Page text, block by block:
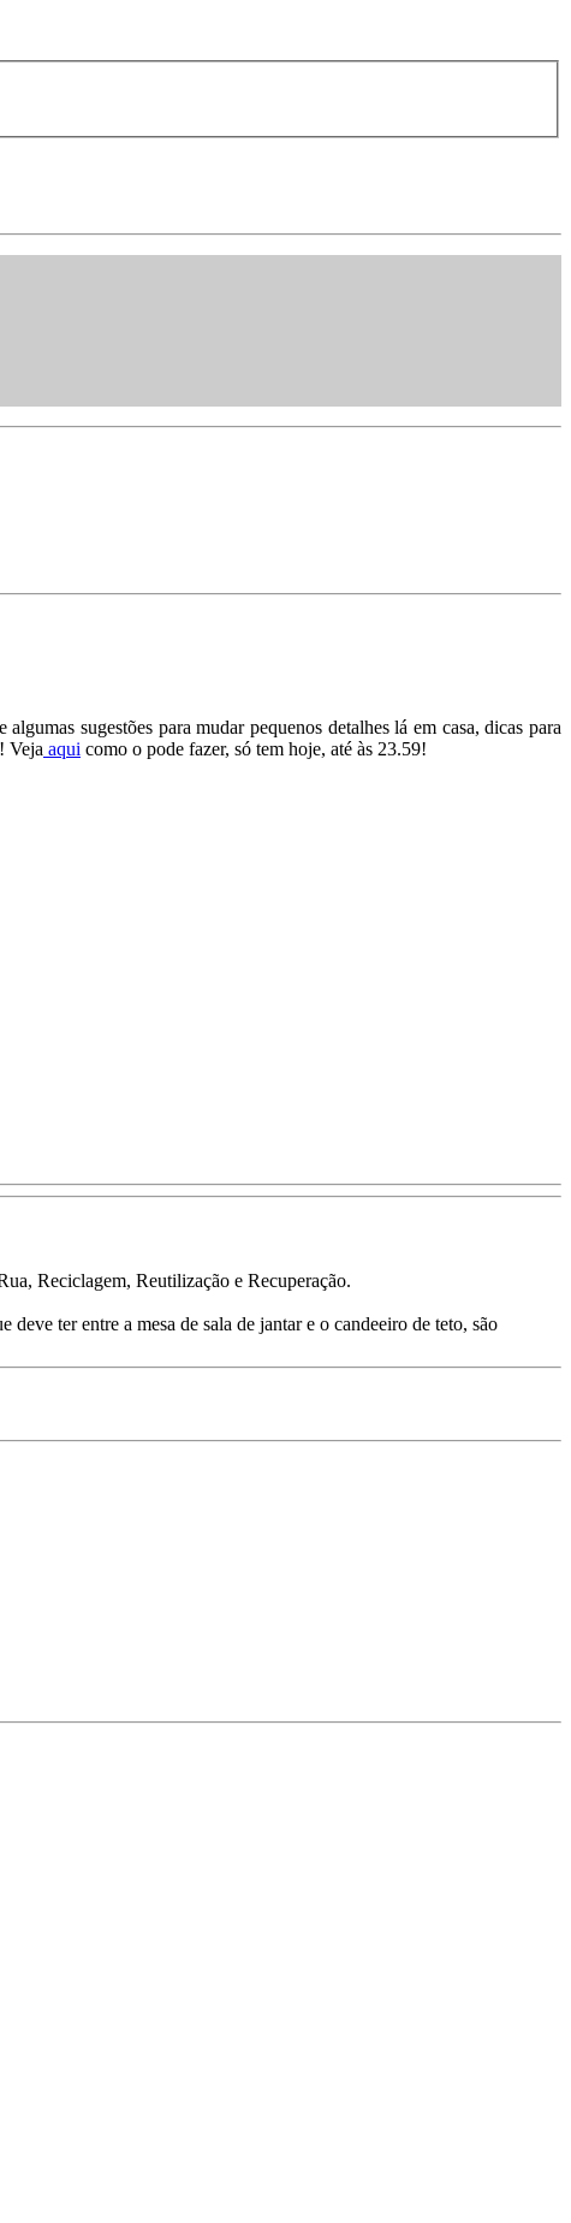
sugestões para mudar pequenos detalhes lá em casa, dicas para
Veja aqui como o pode fazer, só tem hoje, até às 23.59!
Reciclagem, Reutilização e Recuperação.
ter entre a mesa de sala de jantar e o candeeiro de teto, são